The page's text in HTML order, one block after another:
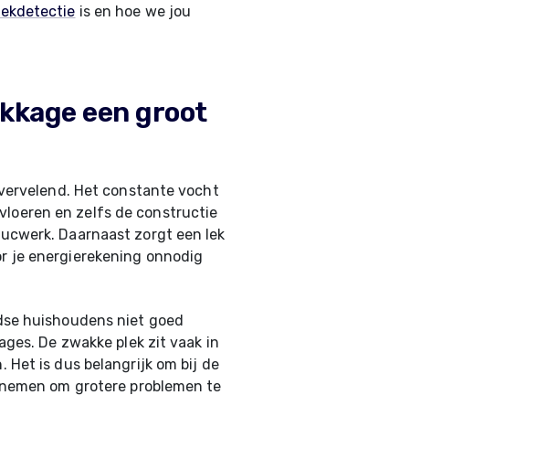
is en hoe we jou
een groot
Het constante vocht
en zelfs de constructie
Daarnaast zorgt een lek
je energierekening onnodig
huishoudens niet goed
De zwakke plek zit vaak in
Het is dus belangrijk om bij de
om grotere problemen te